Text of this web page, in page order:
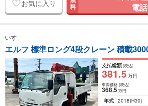
お気に入り 料 電
いすゞ
エルフ 標準ロング4段クレーン 積載
支払総額(税込)
381.5万円
車両価格(税込)
368.5万円
年式 2018(H30)